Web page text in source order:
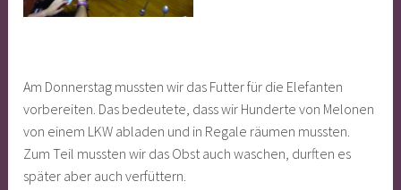
Am Donnerstag mussten wir das Futter für die Elefanten
vorbereiten. Das bedeutete, dass wir Hunderte von Melonen
von einem LKW abladen und in Regale räumen mussten.
Zum Teil mussten wir das Obst auch waschen, durften es
später aber auch verfüttern.